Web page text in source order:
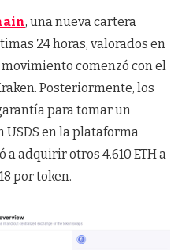
, una nueva cartera
24 horas, valorados en
movimiento comenzó con el
Posteriormente, los
para tomar un
en la plataforma
a adquirir otros 4.610 ETH a
por token.